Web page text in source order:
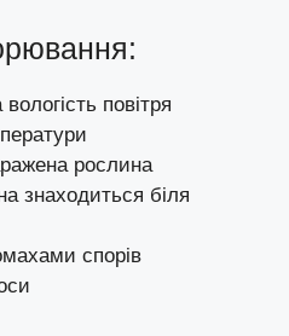
повітря
рослина
знаходиться біля
спорів